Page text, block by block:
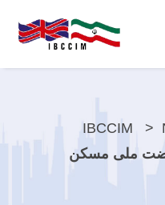
IBCCIM
ملی مسکن